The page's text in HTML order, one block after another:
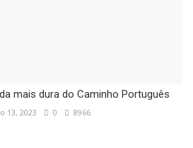
mais dura do Caminho Português
13, 2023 0 8966